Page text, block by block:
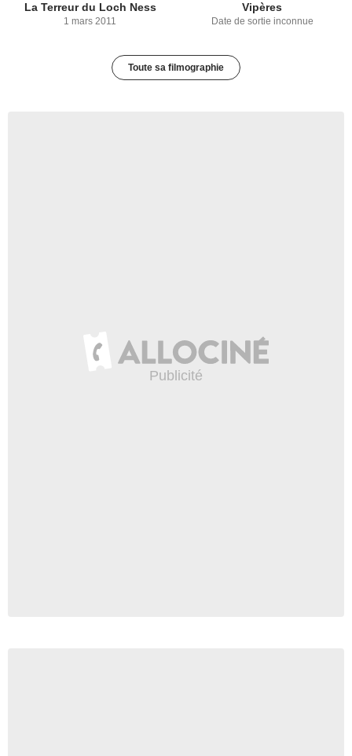
La Terreur du Loch Ness
1 mars 2011
Vipères
Date de sortie inconnue
Toute sa filmographie